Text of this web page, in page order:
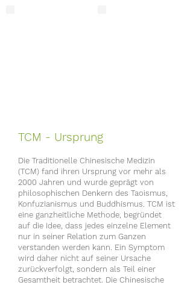
TCM - Ursprung
Die Traditionelle Chinesische Medizin
(TCM) fand ihren Ursprung vor mehr als
2000 Jahren und wurde geprägt von
philosophischen Denkern des Taoismus,
Konfuzianismus und Buddhismus. TCM ist
eine ganzheitliche Methode, begründet
auf die Idee, dass jedes einzelne Element
nur in seiner Relation zum Ganzen
verstanden werden kann. Ein Symptom
wird daher nicht auf seiner Ursache
zurückverfolgt, sondern als Teil einer
Gesamtheit betrachtet. Die Chinesische